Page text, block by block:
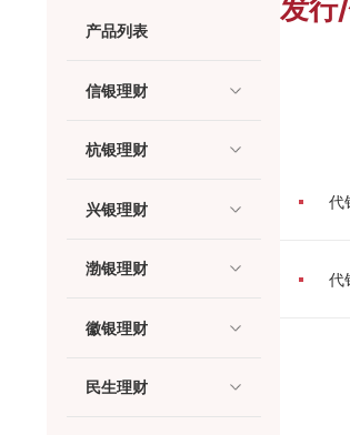
产品列表
信银理财
杭银理财
兴银理财
渤银理财
徽银理财
民生理财
发行
代
代